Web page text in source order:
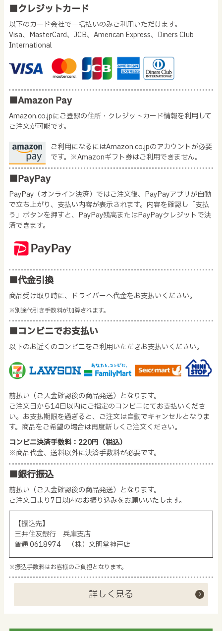
■クレジットカード
以下のカード会社で一括払いのみご利用いただけます。
Visa、MasterCard、JCB、American Express、Diners Club
International
■Amazon Pay
Amazon.co.jpにご登録の住所・クレジットカード情報を利用して
ご注文が可能です。
ご利用になるにはAmazon.co.jpのアカウントが必要
です。※Amazonギフト券はご利用できません。
■PayPay
PayPay（オンライン決済）ではご注文後、PayPayアプリが自動
で立ち上がり、支払い内容が表示されます。内容を確認し「支払
う」ボタンを押すと、PayPay残高またはPayPayクレジットで決
済できます。
■代金引換
商品受け取り時に、ドライバーへ代金をお支払いください。
※別途代引き手数料が加算されます。
■コンビニでお支払い
以下のお近くのコンビニをご利用いただきお支払いください。
前払い（ご入金確認後の商品発送）となります。
ご注文日から14日以内にご指定のコンビニにてお支払いくださ
い。お支払期限を過ぎると、ご注文は自動でキャンセルとなりま
す。商品をご希望の場合は再度新しくご注文ください。
コンビニ決済手数料：220円（税込）
※商品代金、送料以外に決済手数料が必要です。
■銀行振込
前払い（ご入金確認後の商品発送）となります。
ご注文日より7日以内のお振り込みをお願いいたします。
【振込先】
三井住友銀行 兵庫支店
普通 0618974 （株）文明堂神戸店
※振込手数料はお客様のご負担となります。
詳しく見る